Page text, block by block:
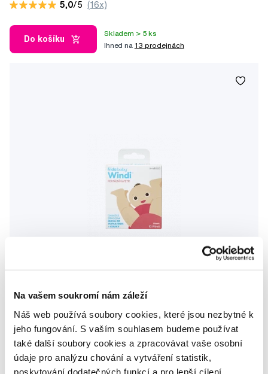
Na vašem soukromí nám záleží
Náš web používá soubory cookies, které jsou nezbytné k
jeho fungování. S vaším souhlasem budeme používat
také další soubory cookies a zpracovávat vaše osobní
údaje pro analýzu chování a vytváření statistik,
poskytování dodatečných funkcí a pro lepší cílení
5,0/5 (16x)
Do košíku
Skladem > 5 ks
Ihned na 13 prodejnách
Akce
290 Kč